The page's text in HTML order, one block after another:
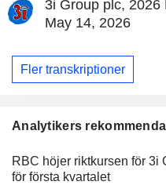
3i Group plc, 2026
May 14, 2026
Fler transkriptioner
Analytikers
RBC höjer riktkursen för 3i
för första kvartalet